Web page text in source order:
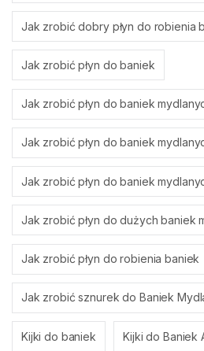
Jak zrobić dobry płyn do robienia
Jak zrobić płyn do baniek
Jak zrobić płyn do baniek
Jak zrobić płyn do baniek
Jak zrobić płyn do baniek
Jak zrobić płyn do dużych baniek
Jak zrobić płyn do robienia baniek
Jak zrobić sznurek do Baniek
Kijki do baniek Kijki do Baniek